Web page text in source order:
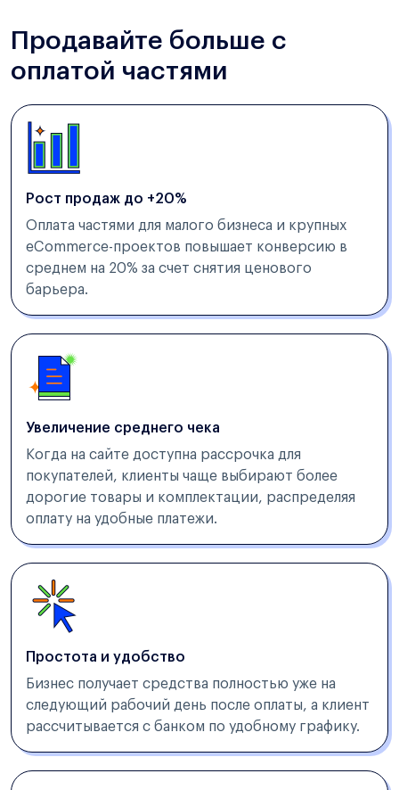
Продавайте больше с
оплатой частями
Рост продаж до +20%
Оплата частями для малого бизнеса и крупных
eCommerce-проектов повышает конверсию в
среднем на 20% за счет снятия ценового
барьера.
Увеличение среднего чека
Когда на сайте доступна рассрочка для
покупателей, клиенты чаще выбирают более
дорогие товары и комплектации, распределяя
оплату на удобные платежи.
Простота и удобство
Бизнес получает средства полностью уже на
следующий рабочий день после оплаты, а клиент
рассчитывается с банком по удобному графику.